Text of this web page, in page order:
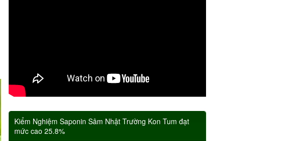
Kiểm Nghiệm Saponin Sâm Nhật Trường Kon Tum đạt
mức cao 25.8%